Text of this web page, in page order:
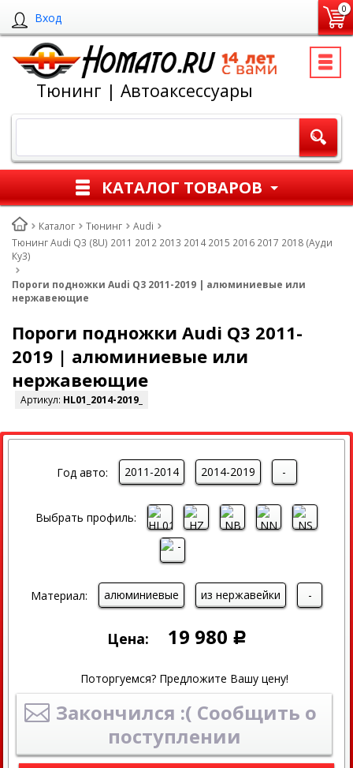
Вход
0
Тюнинг | Автоаксессуары
КАТАЛОГ ТОВАРОВ
Каталог Тюнинг
Audi
Тюнинг Audi Q3 (8U) 2011 2012 2013 2014 2015 2016 2017 2018 (Ауди
Ку3)
Пороги подножки Audi Q3 2011-2019 | алюминиевые или
нержавеющие
Пороги подножки Audi Q3 2011-
2019 | алюминиевые или
нержавеющие
Артикул: HL01_2014-2019_
Год авто: 2011-2014 2014-2019 -
Выбрать профиль:
Материал: алюминиевые из нержавейки -
Цена: 19 980 Р
Поторгуемся? Предложите Вашу цену!
Закончился :( Сообщить о
поступлении